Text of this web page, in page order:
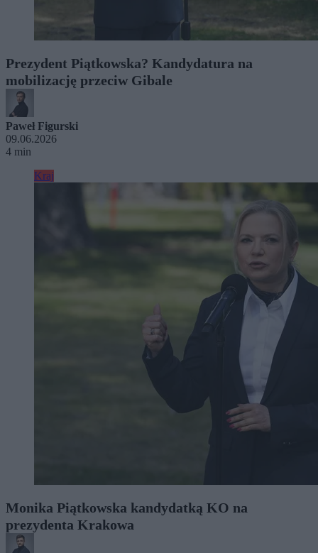
Prezydent Piątkowska? Kandydatura na
mobilizację przeciw Gibale
Paweł Figurski
09.06.2026
4 min
Kraj
Monika Piątkowska kandydatką KO na
prezydenta Krakowa